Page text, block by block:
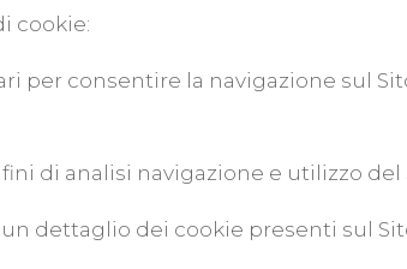
cookie:
per consentire la navigazione sul
di analisi navigazione e utilizzo del
dettaglio dei cookie presenti sul